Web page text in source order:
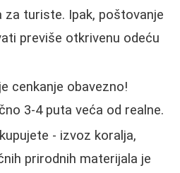
za turiste. Ipak, poštovanje
previše otkrivenu odeću
cenkanje obavezno!
3-4 puta veća od realne.
- izvoz koralja,
prirodnih materijala je